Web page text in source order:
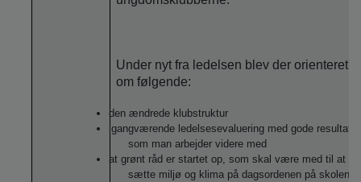
Under nyt fra ledelsen blev der orienteret
om følgende:
den ændrede klubstruktur
igangværende ledelsesevaluering med gode resultater
som man arbejder videre med
at grønt råd er startet op, som skal være med til at
sætte miljø og klima på dagsordenen på skolen.